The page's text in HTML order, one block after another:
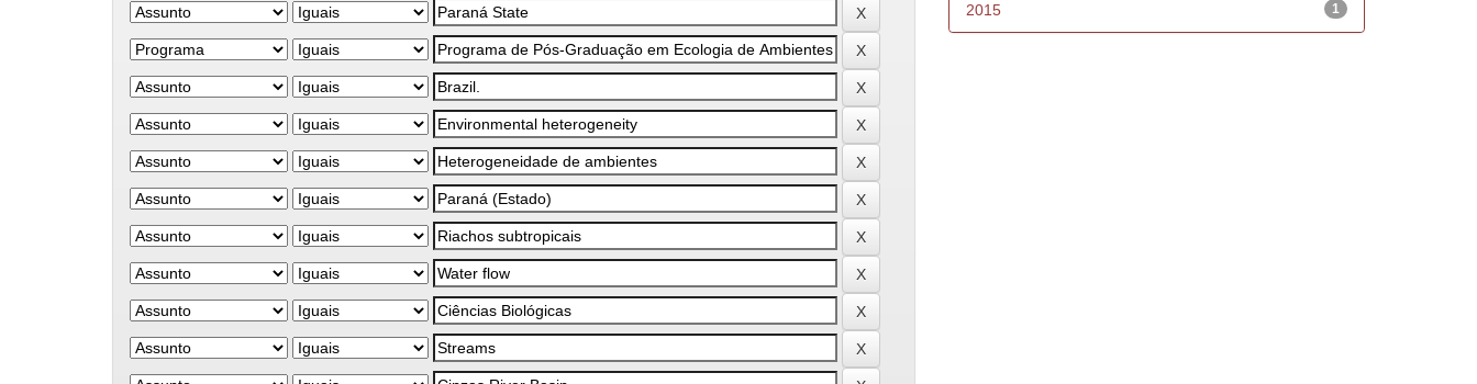
1
2015